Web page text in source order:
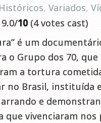
Históricos, Variados,
10 (4 votes cast)
é um
o Grupo dos 70, que
a tortura
Brasil, instituída
e
vivenciaram nos